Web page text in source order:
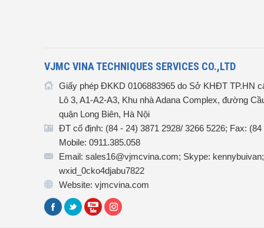
VJMC VINA TECHNIQUES SERVICES CO.,LTD
Giấy phép ĐKKD 0106883965 do Sở KHĐT TP.HN
Lô 3, A1-A2-A3, Khu nhà Adana Complex, đường
quận Long Biên, Hà Nội
ĐT cố định: (84 - 24) 3871 2928/ 3266 5226; Fax:
Mobile: 0911.385.058
Email: sales16@vjmcvina.com; Skype:
wxid_0cko4djabu7822
Website: vjmcvina.com